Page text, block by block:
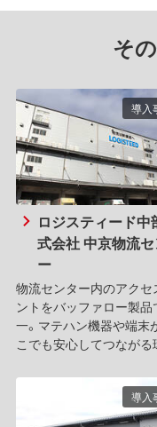
そ
ロジスティード中
式会社 中京物流
ー
物流センター内のアクセ
ントをバッファロー製品
一。マテハン機器や端末
こでも安心してつながる
導入
導入